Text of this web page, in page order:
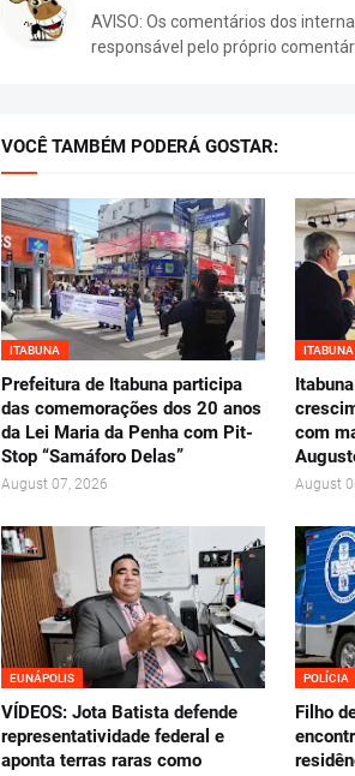
AVISO: Os comentários dos
responsável pelo próprio
VOCÊ TAMBÉM PODERÁ GOSTAR:
ITABUNA
Prefeitura de Itabuna participa
das comemorações dos 20 anos
da Lei Maria da Penha com Pit-
Stop “Samáforo Delas”
August 07, 2026
ITABUNA
com
August
EUNÁPOLIS
VÍDEOS: Jota Batista defende
representatividade federal e
aponta terras raras como
POLÍCIA
Filho